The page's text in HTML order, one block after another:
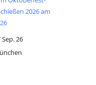
2026 am
Sep. 26